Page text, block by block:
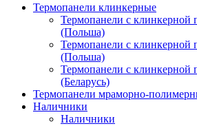
Термопанели клинкерные
Термопанели c клинкерной
(Польша)
Термопанели с клинкерной
(Польша)
Термопанели с клинкерной
(Беларусь)
Термопанели мраморно-
Наличники
Наличники